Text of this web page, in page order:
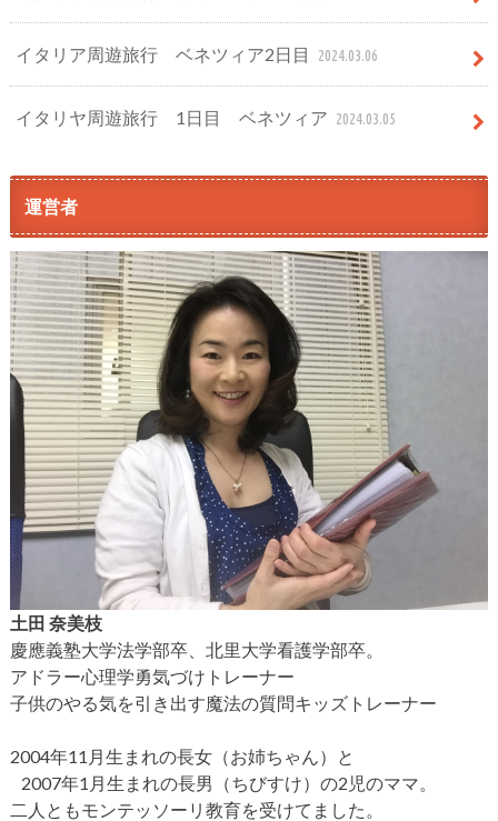
イタリア周遊旅行 ベネツィア2日目 2024.03.06
イタリヤ周遊旅行 1日目 ベネツィア 2024.03.05
運営者
土田 奈美枝
慶應義塾大学法学部卒、北里大学看護学部卒。
アドラー心理学勇気づけトレーナー
子供のやる気を引き出す魔法の質問キッズトレーナー
2004年11月生まれの長女（お姉ちゃん）と
2007年1月生まれの長男（ちびすけ）の2児のママ。
二人ともモンテッソーリ教育を受けてました。